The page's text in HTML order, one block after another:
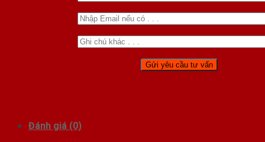
Đánh giá (0)